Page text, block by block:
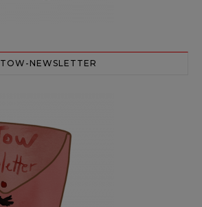
TOW-NEWSLETTER